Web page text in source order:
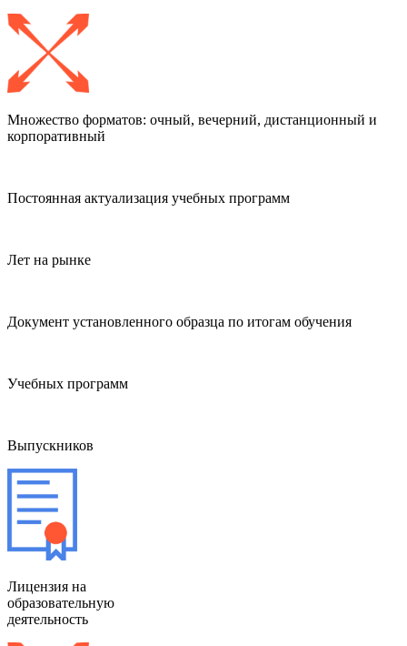
Множество форматов: очный, вечерний, дистанционный и
корпоративный
Постоянная актуализация учебных программ
Лет на рынке
Документ установленного образца по итогам обучения
Учебных программ
Выпускников
Лицензия на
образовательную
деятельность